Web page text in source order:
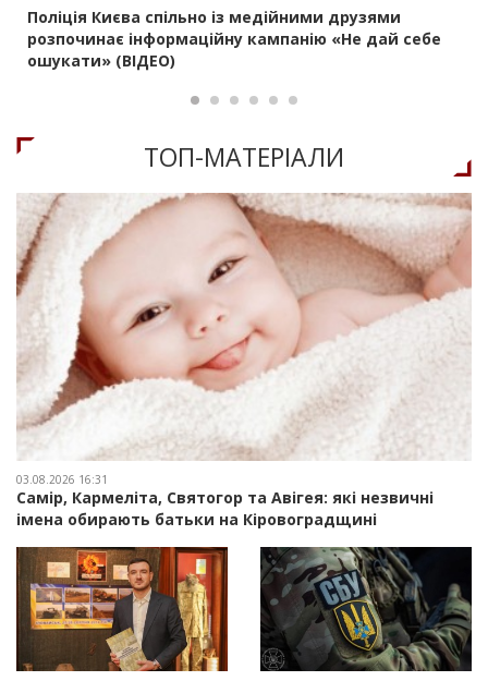
Поліція Києва спільно із медійними друзями
розпочинає інформаційну кампанію «Не дай себе
ошукати» (ВІДЕО)
ТОП-МАТЕРIАЛИ
03.08.2026 16:31
Самір, Кармеліта, Святогор та Авігея: які незвичні
імена обирають батьки на Кіровоградщині